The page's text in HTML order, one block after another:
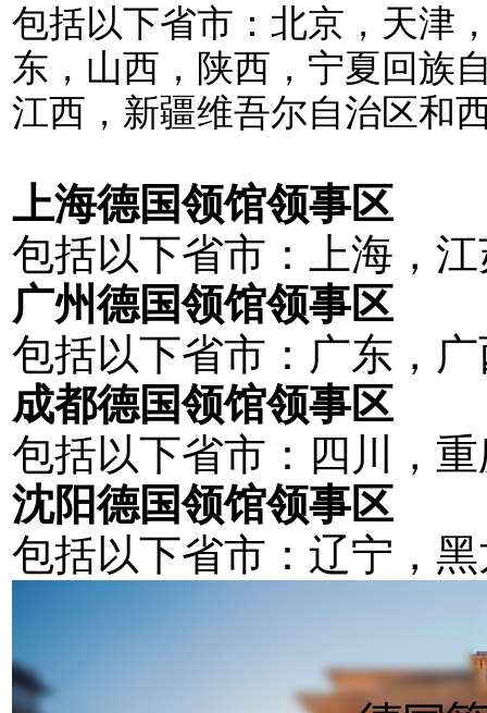
包括以下省市：北京，天津
东，山西，陕西，宁夏回族
江西，新疆维吾尔自治区和
上海德国领馆领事区
包括以下省市：上海，
广州德国领馆领事区
包括以下省市：广东，
成都德国领馆领事区
包括以下省市：四川，
沈阳德国领馆领事区
包括以下省市：辽宁，